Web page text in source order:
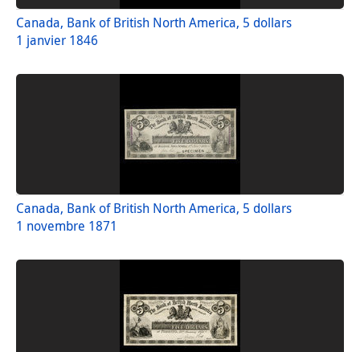
Canada, Bank of British North America, 5 dollars
1 janvier 1846
Canada, Bank of British North America, 5 dollars
1 novembre 1871